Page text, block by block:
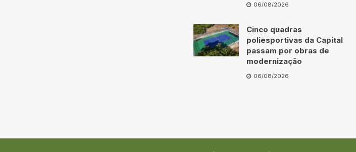
06/08/2026
Cinco quadras
poliesportivas da Capital
passam por obras de
modernização
06/08/2026